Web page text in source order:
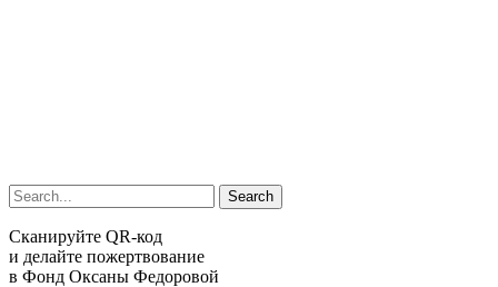
Search
Сканируйте QR-код
и делайте пожертвование
в Фонд Оксаны Федоровой